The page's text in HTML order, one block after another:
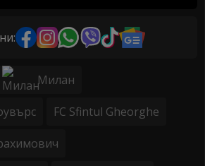
Милан
FC Sfintul Gheorghe